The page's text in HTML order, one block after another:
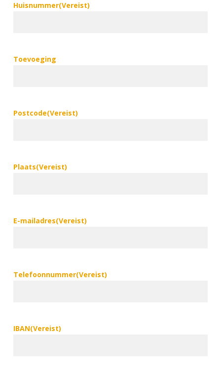
Huisnummer(Vereist)
Toevoeging
Postcode(Vereist)
Plaats(Vereist)
E-mailadres(Vereist)
Telefoonnummer(Vereist)
IBAN(Vereist)